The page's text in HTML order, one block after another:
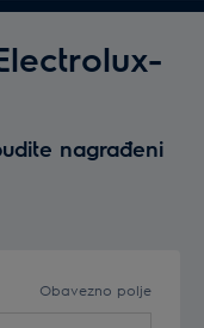
nagrađeni
Obavezno polje